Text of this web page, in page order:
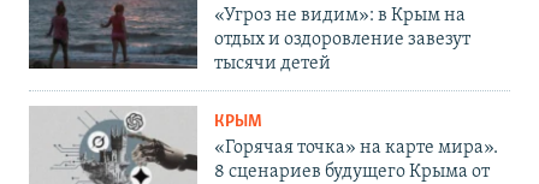
«Угроз не видим»: в Крым на
отдых и оздоровление завезут
тысячи детей
КРЫМ
«Горячая точка» на карте мира».
8 сценариев будущего Крыма от